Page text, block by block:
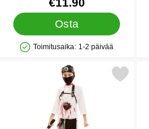
€11.90
Osta
Saatavuus: Varastossa
Toimitusaika: 1-2 päivää
verinen Lääkäri